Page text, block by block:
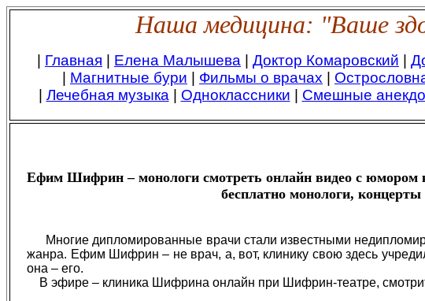
Наша медицина: "Ваше
Главная Елена Малышева Доктор Комаровский
Магнитные бури Фильмы о врачах
Лечебная музыка| Одноклассники Смешные
Ефим Шифрин – монологи смотреть онлайн видео с
бесплатно монологи, концерты
Многие дипломированные врачи стали известными
жанра. Ефим Шифрин – не врач, а, вот, клинику свою здесь
она – его.
В эфире – клиника Шифрина онлайн при Шифрин-театре,